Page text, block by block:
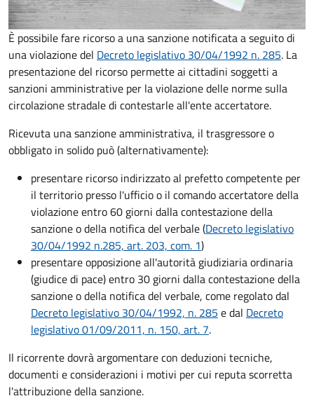
È possibile fare ricorso a una sanzione notificata a seguito di
una violazione del Decreto legislativo 30/04/1992 n. 285. La
presentazione del ricorso permette ai cittadini soggetti a
sanzioni amministrative per la violazione delle norme sulla
circolazione stradale di contestarle all'ente accertatore.
Ricevuta una sanzione amministrativa, il trasgressore o
obbligato in solido può (alternativamente):
presentare ricorso indirizzato al prefetto competente per
il territorio presso l'ufficio o il comando accertatore della
violazione entro 60 giorni dalla contestazione della
sanzione o della notifica del verbale (Decreto legislativo
30/04/1992 n.285, art. 203, com. 1)
presentare opposizione all'autorità giudiziaria ordinaria
(giudice di pace) entro 30 giorni dalla contestazione della
sanzione o della notifica del verbale, come regolato dal
Decreto legislativo 30/04/1992, n. 285 e dal Decreto
legislativo 01/09/2011, n. 150, art. 7.
Il ricorrente dovrà argomentare con deduzioni tecniche,
documenti e considerazioni i motivi per cui reputa scorretta
l'attribuzione della sanzione.